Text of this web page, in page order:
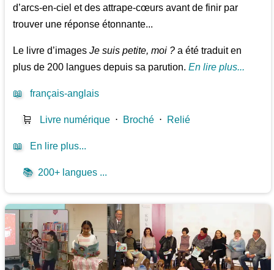
d’arcs-en-ciel et des attrape-cœurs avant de finir par
trouver une réponse étonnante...
Le livre d’imagesJe suis petite, moi ? a été traduit en
plus de 200 langues depuis sa parution.En lire plus...
📖 français-anglais
🛒 Livre numérique ⋅ Broché ⋅ Relié
📖 En lire plus...
📚 200+ langues ...